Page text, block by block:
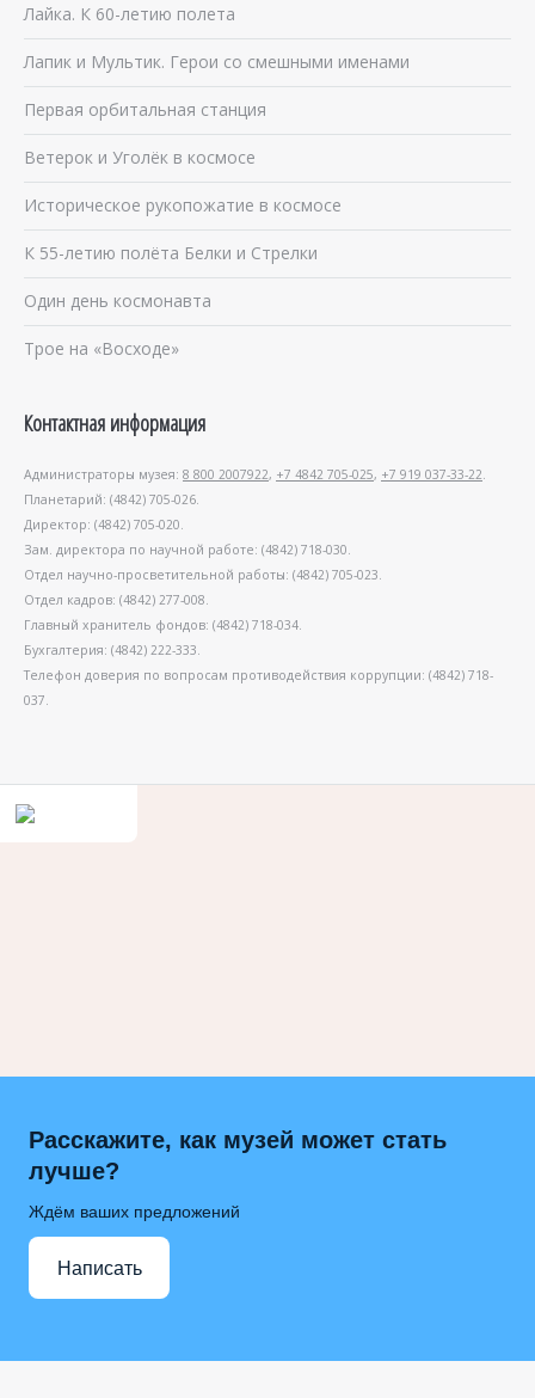
Лайка. К 60-летию полета
Лапик и Мультик. Герои со смешными именами
Первая орбитальная станция
Ветерок и Уголёк в космосе
Историческое рукопожатие в космосе
К 55-летию полёта Белки и Стрелки
Один день космонавта
Трое на «Восходе»
Контактная информация
Администраторы музея: 8 800 2007922, +7 4842 705-025, +7 919 037-33-22.
Планетарий: (4842) 705-026.
Директор: (4842) 705-020.
Зам. директора по научной работе: (4842) 718-030.
Отдел научно-просветительной работы: (4842) 705-023.
Отдел кадров: (4842) 277-008.
Главный хранитель фондов: (4842) 718-034.
Бухгалтерия: (4842) 222-333.
Телефон доверия по вопросам противодействия коррупции: (4842) 718-
037.
Расскажите, как музей может стать
лучше?
Ждём ваших предложений
Написать